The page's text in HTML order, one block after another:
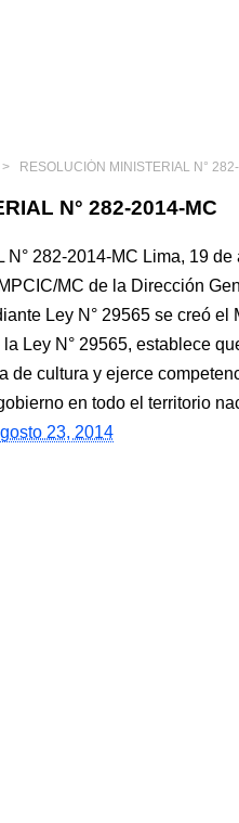
RESOLUCIÓN MINISTERIAL N°
N° 282-2014-MC
282-2014-MC Lima, 19 de
MC de la Dirección
Ley N° 29565 se creó el
Ley N° 29565, establece
de cultura y ejerce
en todo el territorio
23, 2014